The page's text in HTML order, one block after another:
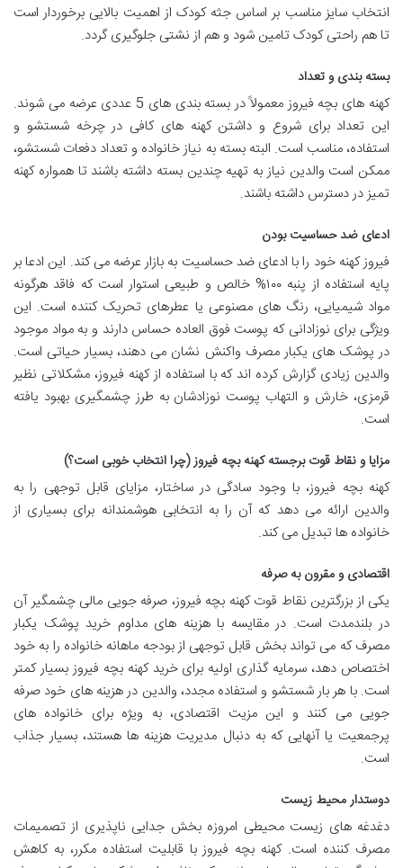
انتخاب سایز مناسب بر اساس جثه کودک از اهمیت بالایی برخوردار است
تا هم راحتی کودک تامین شود و هم از نشتی جلوگیری گردد.
بسته بندی و تعداد
کهنه های بچه فیروز معمولاً در بسته بندی های 5 عددی عرضه می شوند.
این تعداد برای شروع و داشتن کهنه های کافی در چرخه شستشو و
استفاده، مناسب است. البته بسته به نیاز خانواده و تعداد دفعات شستشو،
ممکن است والدین نیاز به تهیه چندین بسته داشته باشند تا همواره کهنه
تمیز در دسترس داشته باشند.
ادعای ضد حساسیت بودن
فیروز کهنه خود را با ادعای ضد حساسیت به بازار عرضه می کند. این ادعا بر
پایه استفاده از پنبه ۱۰۰% خالص و طبیعی استوار است که فاقد هرگونه
مواد شیمیایی، رنگ های مصنوعی یا عطرهای تحریک کننده است. این
ویژگی برای نوزادانی که پوست فوق العاده حساس دارند و به مواد موجود
در پوشک های یکبار مصرف واکنش نشان می دهند، بسیار حیاتی است.
والدین زیادی گزارش کرده اند که با استفاده از کهنه فیروز، مشکلاتی نظیر
قرمزی، خارش و التهاب پوست نوزادشان به طرز چشمگیری بهبود یافته
است.
مزایا و نقاط قوت برجسته کهنه بچه فیروز (چرا انتخاب خوبی است؟)
کهنه بچه فیروز، با وجود سادگی در ساختار، مزایای قابل توجهی را به
والدین ارائه می دهد که آن را به انتخابی هوشمندانه برای بسیاری از
خانواده ها تبدیل می کند.
اقتصادی و مقرون به صرفه
یکی از بزرگترین نقاط قوت کهنه بچه فیروز، صرفه جویی مالی چشمگیر آن
در بلندمدت است. در مقایسه با هزینه های مداوم خرید پوشک یکبار
مصرف که می تواند بخش قابل توجهی از بودجه ماهانه خانواده را به خود
اختصاص دهد، سرمایه گذاری اولیه برای خرید کهنه بچه فیروز بسیار کمتر
است. با هر بار شستشو و استفاده مجدد، والدین در هزینه های خود صرفه
جویی می کنند و این مزیت اقتصادی، به ویژه برای خانواده های
پرجمعیت یا آنهایی که به دنبال مدیریت هزینه ها هستند، بسیار جذاب
است.
دوستدار محیط زیست
دغدغه های زیست محیطی امروزه بخش جدایی ناپذیری از تصمیمات
مصرف کننده است. کهنه بچه فیروز با قابلیت استفاده مکرر، به کاهش